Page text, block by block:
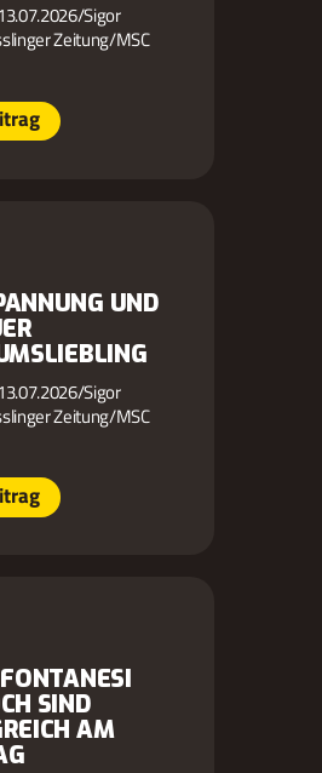
Sigor
Zeitung/MSC
UND
Sigor
Zeitung/MSC
SIND
AM